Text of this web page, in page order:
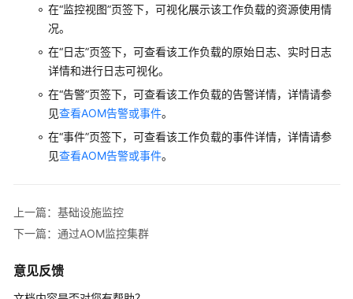
用
户
指
南
（吉
隆
域）
户
指
在“监控视图”页签下，可视化展示该工作负载的资源使用情
况。
在“日志”页签下，可查看该工作负载的原始日志、实时日志
详情和进行日志可视化。
在“告警”页签下，可查看该工作负载的告警详情，详情请参
见查看AOM告警或事件。
在“事件”页签下，可查看该工作负载的事件详情，详情请参
见查看AOM告警或事件。
上一篇：基础设施监控
下一篇：通过AOM监控集群
意见反馈